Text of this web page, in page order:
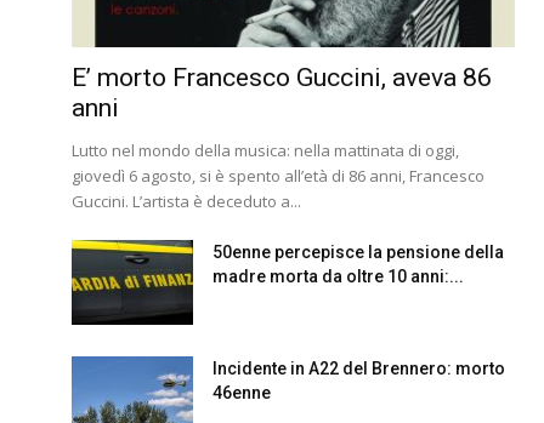
E’ morto Francesco Guccini, aveva 86
anni
Lutto nel mondo della musica: nella mattinata di oggi,
giovedì 6 agosto, si è spento all’età di 86 anni, Francesco
Guccini. L’artista è deceduto a...
50enne percepisce la pensione della
madre morta da oltre 10 anni:...
Incidente in A22 del Brennero: morto
46enne